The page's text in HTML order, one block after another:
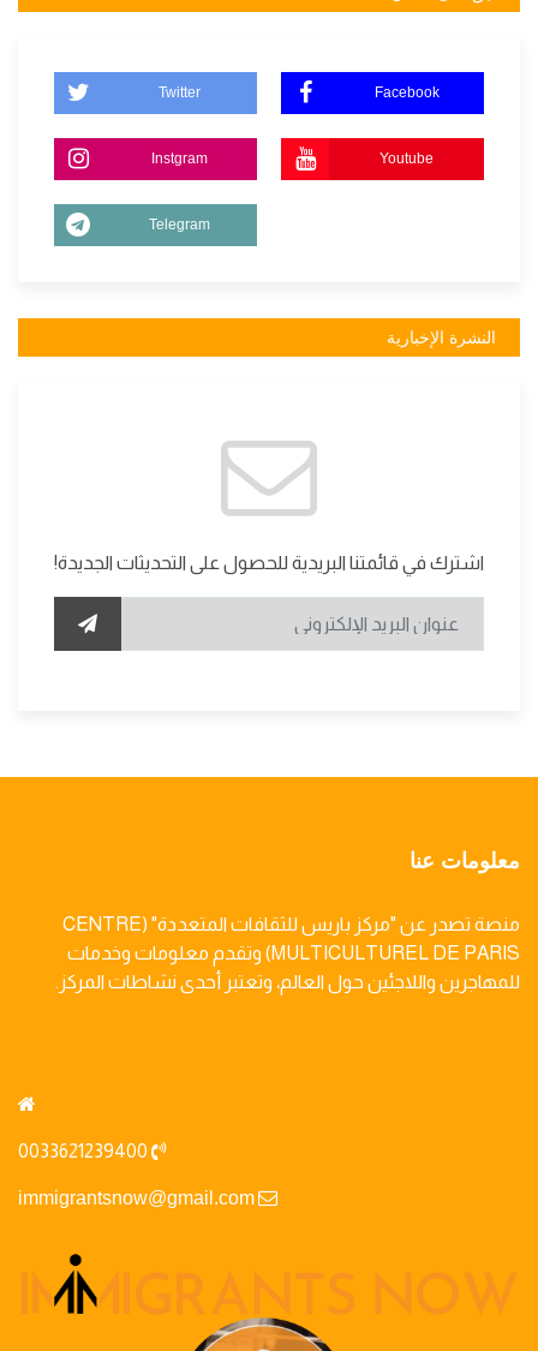
Twitter Facebook
Instgram Youtube
Telegram
النشرة الإخبارية
اشترك في قائمتنا البريدية للحصول على التحديثات الجديدة!
معلومات عنا
منصة تصدر عن "مركز باريس للثقافات المتعددة" (CENTRE
MULTICULTUREL DE PARIS) وتقدم معلومات وخدمات
للمهاجرين واللاجئين حول العالم، وتعتبر أحدى نشاطات المركز.
immigrantsnow@gmail.com